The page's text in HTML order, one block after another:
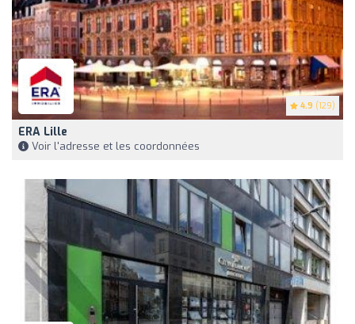
4.9 (129)
ERA Lille
Voir l'adresse et les coordonnées